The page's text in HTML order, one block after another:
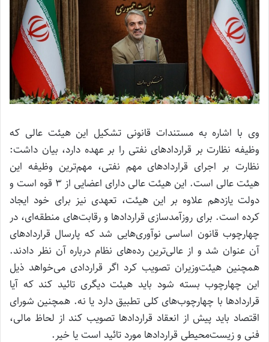
وی با اشاره به مستندات قانونی تشکیل این هیئت عالی که
وظیفه نظارت بر قراردادهای نفتی را بر عهده دارد، بیان داشت:
نظارت بر اجرای قراردادهای مهم نفتی، مهم‌ترین وظیفه این
هیئت عالی است. این هیئت عالی دارای اعضایی از 3 قوه است و
دولت یازدهم علاوه بر این هیئت، تعهدی نیز برای خود ایجاد
کرده است. برای روزآمدسازی قراردادها و رقابت‌های منطقه‌ای، در
چهارچوب قانون اساسی نوآوری‌هایی شد که پارسال قراردادهای
آن عنوان شد و از عالی‌ترین رده‌های نظام درباره آن نظر دادند.
همچنین هیئت‌وزیران تصویب کرد اگر قراردادی می‌خواهد ذیل
این چهارچوب بسته شود باید هیئت دیگری تائید کند که آیا
قراردادها با چهارچوب‌های کلی تطبیق دارد یا نه. همچنین شورای
اقتصاد باید پیش از انعقاد قراردادها تصویب کند از لحاظ مالی،
فنی و زیست‌محیطی قراردادها مورد تائید است یا خیر.